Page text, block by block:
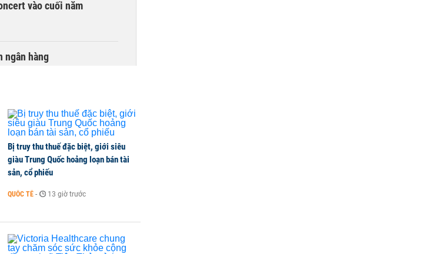
vào cuối năm
ngân hàng
Bị truy thu thuế đặc biệt, giới siêu
giàu Trung Quốc hoảng loạn bán tài
sản, cổ phiếu
QUỐC TẾ - 13 giờ trước